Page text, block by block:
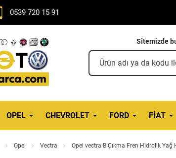
0539 720 15 91
Sitemizde
OPEL CHEVROLET FORD FIAT
Opel Vectra Opel vectra B Çıkma Fren Hidrolik Yağ